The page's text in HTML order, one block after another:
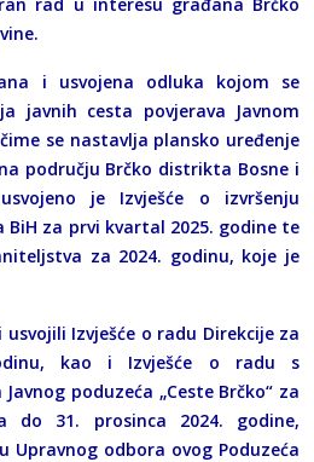
i usvojena odluka kojom se
javnih cesta povjerava Javnom
se nastavlja plansko uređenje
području Brčko distrikta Bosne i
je Izvješće o izvršenju
za prvi kvartal 2025. godine te
za 2024. godinu, koje je
Izvješće o radu Direkcije za
kao i Izvješće o radu s
poduzeća „Ceste Brčko“ za
do 31. prosinca 2024. godine,
Upravnog odbora ovog Poduzeća